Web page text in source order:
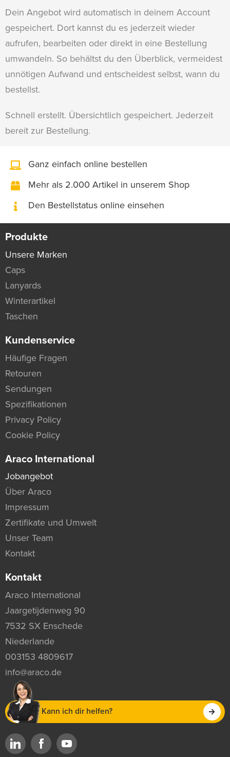
Dein Angebot wird automatisch in deinem Account
gespeichert. Dort kannst du es jederzeit wieder
aufrufen, bearbeiten oder direkt in eine Bestellung
umwandeln. So behältst du den Überblick, vermeidest
unnötigen Aufwand und entscheidest selbst, wann du
bestellst.
Schnell erstellt. Übersichtlich gespeichert. Jederzeit
bereit zur Bestellung.
Ganz einfach online bestellen
Mehr als 2.000 Artikel in unserem Shop
Den Bestellstatus online einsehen
Produkte
Unsere Marken
Caps
Lanyards
Winterartikel
Taschen
Kundenservice
Häufige Fragen
Retouren
Sendungen
Spezifikationen
Privacy Policy
Cookie Policy
Araco International
Jobangebot
Über Araco
Impressum
Zertifikate und Umwelt
Unser Team
Kontakt
Kontakt
Araco International
Jaargetijdenweg 90
7532 SX Enschede
Niederlande
003153 4809617
info@araco.de
Kann ich dir helfen?